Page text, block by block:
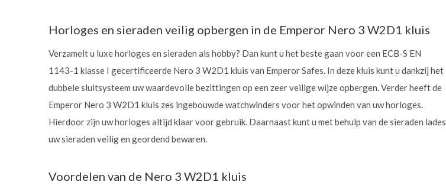
Horloges en sieraden veilig opbergen in de Emperor Nero 3 W2D1 kluis
Verzamelt u luxe horloges en sieraden als hobby? Dan kunt u het beste gaan voor een ECB-S EN
1143-1 klasse I gecertificeerde Nero 3 W2D1 kluis van Emperor Safes. In deze kluis kunt u dankzij het
dubbele sluitsysteem uw waardevolle bezittingen op een zeer veilige wijze opbergen. Verder heeft de
Emperor Nero 3 W2D1 kluis zes ingebouwde watchwinders voor het opwinden van uw horloges.
Hierdoor zijn uw horloges altijd klaar voor gebruik. Daarnaast kunt u met behulp van de sieraden lades
uw sieraden veilig en geordend bewaren.
Voordelen van de Nero 3 W2D1 kluis